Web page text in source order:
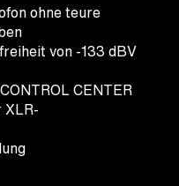
ohne teure
von -133 dBV
CENTER
XLR-